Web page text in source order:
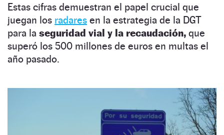
Estas cifras demuestran el papel crucial que
juegan los radares en la estrategia de la DGT
para la seguridad vial y la recaudación, que
superó los 500 millones de euros en multas el
año pasado.